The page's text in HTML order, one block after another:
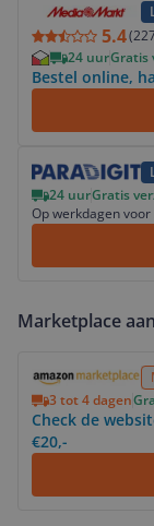
5.4(
24 uurGratis
Bestel online,
24 uurGratis
Op werkdagen
Bekijk product
Marketplace
3 tot 4 dagen
Check de
€20,-